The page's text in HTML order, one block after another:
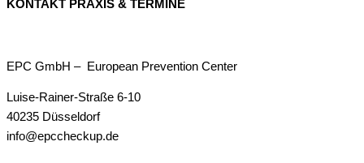
KONTAKT PRAXIS & TERMINE
EPC GmbH – European Prevention Center
Luise-Rainer-Straße 6-10
40235 Düsseldorf
info@epccheckup.de